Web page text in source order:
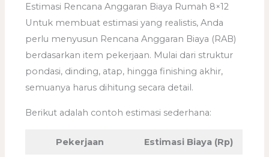
Estimasi Rencana Anggaran Biaya Rumah 8×12
Untuk membuat estimasi yang realistis, Anda
perlu menyusun Rencana Anggaran Biaya (RAB)
berdasarkan item pekerjaan. Mulai dari struktur
pondasi, dinding, atap, hingga finishing akhir,
semuanya harus dihitung secara detail.
Berikut adalah contoh estimasi sederhana:
Pekerjaan Estimasi Biaya (Rp)